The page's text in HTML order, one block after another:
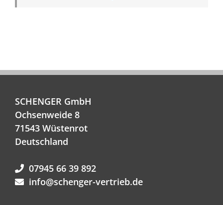
SCHENGER GmbH
Ochsenweide 8
71543 Wüstenrot
Deutschland
07945 66 39 892
info@schenger-vertrieb.de